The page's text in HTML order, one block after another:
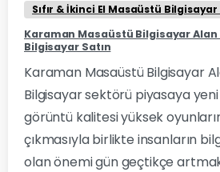
Sıfır & İkinci El Masaüstü
Karaman Masaüstü Bilgisayar Alan
Bilgisayar Satın
Karaman Masaüstü Bilgisayar
Bilgisayar sektörü piyasaya
görüntü kalitesi yüksek
çıkmasıyla birlikte insanların
olan önemi gün geçtikçe